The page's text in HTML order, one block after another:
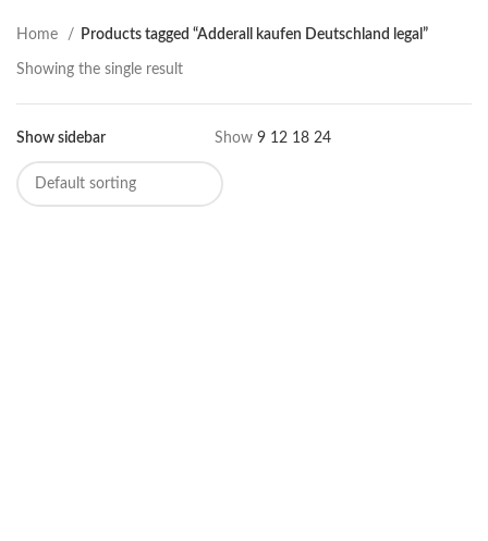
Home Products tagged “Adderall kaufen Deutschland legal”
Showing the single result
Show sidebar Show 9 12 18 24